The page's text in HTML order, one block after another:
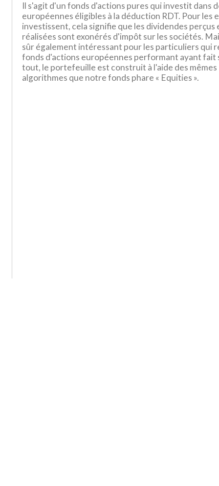
Il s'agit d'un fonds d'actions pures qui investit dans
européennes éligibles à la déduction RDT. Pour les
investissent, cela signifie que les dividendes perçus
réalisées sont exonérés d'impôt sur les sociétés.
sûr également intéressant pour les particuliers qui
fonds d'actions européennes performant ayant fait
tout, le portefeuille est construit à l'aide des mêmes
algorithmes que notre fonds phare « Equities ».